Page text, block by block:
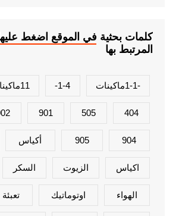
كلمات بحثية في الموقع اضغط
المرتبط بها
-1-1ماكينات 1-4- 11ماكينات
404
505
901
904
905 أكياس
اكياس الزيوت السكر
الهواء اوتوماتيك تعبئة